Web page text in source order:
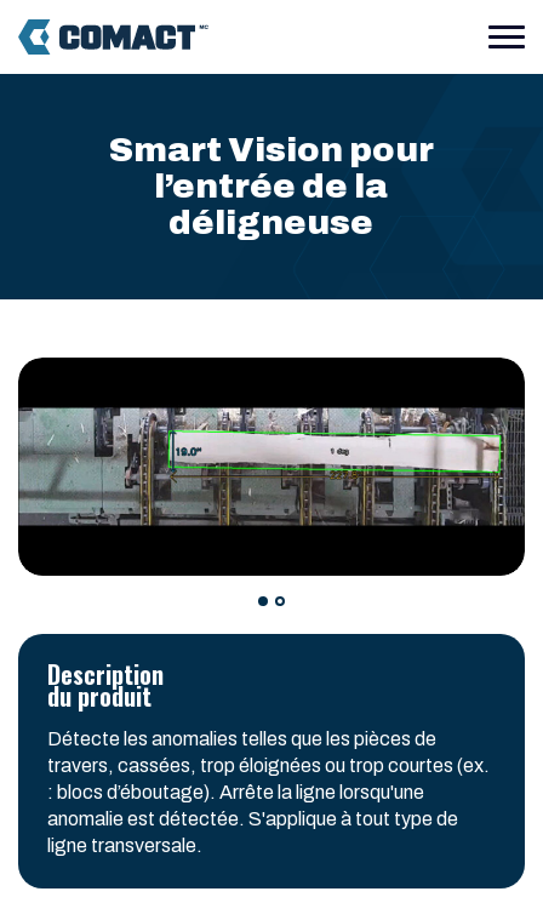
Smart Vision pour
l’entrée de la
déligneuse
Description
du produit
Détecte les anomalies telles que les pièces de
travers, cassées, trop éloignées ou trop courtes (ex.
: blocs d’éboutage). Arrête la ligne lorsqu'une
anomalie est détectée. S'applique à tout type de
ligne transversale.